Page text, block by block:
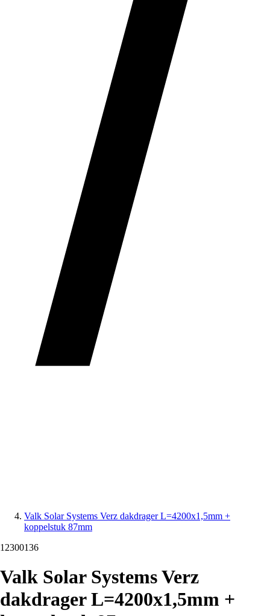
Valk Solar Systems Verz dakdrager L=4200x1,5mm +
koppelstuk 87mm
12300136
Valk Solar Systems Verz
dakdrager L=4200x1,5mm +